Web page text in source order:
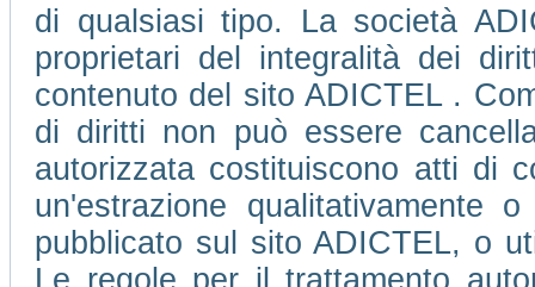
di qualsiasi tipo. La società
proprietari del integralità dei
contenuto del sito ADICTEL .
di diritti non può essere
autorizzata costituiscono atti di
un'estrazione qualitativamente
pubblicato sul sito ADICTEL, o
Le regole per il trattamento